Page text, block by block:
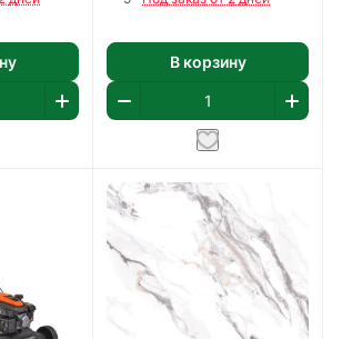
В корзину